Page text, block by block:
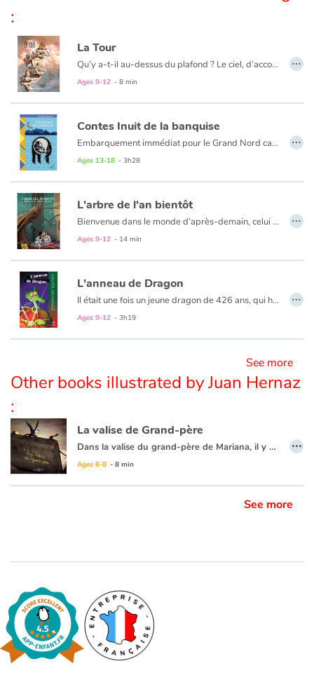
Blog
Learn french with Storyplay'r
French book lists for children
Reading for children
Dyslexia and reading disorders
:
La Tour
Qu’y a-t-il au-dessus du plafond ? Le ciel, d’accord, mais plus haut, encore plus haut, derrière, qu’est-ce qu’il y a ? Depuis la nuit des temps, les hommes se posent cette question, qui peut bien se cacher derrière : le dieu des vents, un diable boiteux, la reine de la nuit, le maître du temps ? Alors ils ont décidé de bâtir une tour, une tour immense pour grimper haut, toujours plus haut, au-dessus des oiseaux, au-dessus des nuages, pour voir, pour savoir… Mais qu’ont-ils vu ?
Ages 9-12 - 8 min
…
Contes Inuit de la banquise
Embarquement immédiat pour le Grand Nord canadien. Bouclez votre ceinture de sécurité et pénétrez dans le monde de la froidure, de la glace et du blizzard. Rencontrez les Inuit, les gens de la banquise, chasseurs de phoque et d'ours blanc qui, depuis longtemps, ne vivent plus dans les iglous, n'ont plus de traîneaux à chiens mais conduisent des motoneiges... Vous découvrirez la légende qui entoure leurs origines, le territoire du Nunavik ainsi que la langue des Inuit : l'inuttitut. Et puis, au détour d'une page, laissez-vous
Ages 13-18 - 3h28
…
L'arbre de l'an bientôt
Bienvenue dans le monde d’après-demain, celui de Cely ! La jeune fille, réveillée par sa cropette à sommeil, doit vite suivre le premier cours de la journée avec son ami Cyla. Au programme de la journée : le « Musée de Passé ». Là-bas, les deux enfants peuvent observer quelques étranges objets du passé. On parle d’une automobile qui fonctionnait à l’essence et d’un ananas que les gens mangeaient. Quelle idée ! Un peu plus loin, Cely et Cyla rencontre un « a-r-b-r-e » qui parle. Maintenu en vie par des robots, l’arbre leur parle d’un passé où les oiseaux volaient dans le ciel encore bleu et où les gens fredonnaient des chansons.
Ages 9-12 - 14 min
…
L'anneau de Dragon
Il était une fois un jeune dragon de 426 ans, qui habitait dans un château. Jusque-là, rien de très original. Il porte d'ailleurs le nom de Dragon l'Ordinaire. Sans espoir, envie ni passion, il coule des journées mornes et tristes dans l'ennui de son château au coeur de la Bretagne profonde. C'est un dragon qui manque totalement d'imagination. Un magicien de passage lui suggère de partir à travers le monde en quête de l'Amour : "Quand on aime, tout est possible..." Et Dragon quitte ses petites habitudes et tente sa chance sur la route. Cependant, il doit emporter avec lui l'anneau magique que lui avait donné sa mère, juste avant qu'elle ne s'envole vers l'Amérique pour tenter de faire fortune à Las Vegas. Dragon va alors être entraîné, malgré lui, dans une incroyable série d'aventures en cascade... Un roman drôlement illustré, plein d'imagination et de fantaisie(s) !
Ages 9-12 - 3h19
…
See more
Other books illustrated by Juan Hernaz
:
La valise de Grand-père
Dans la valise du grand-père de Mariana, il y a deux choses, pantalon et chemises d’une part, et une photo de lui-même en marin de l’autre. De quel voyage est-elle l’objet ? Entre cette valise quasiment vide et le passé trop plein du vieil homme, Mariana va s’immiscer et transformer le monde triste et plat du présent en « tourbillon de mer ».
Ages 6-8 - 8 min
…
See more